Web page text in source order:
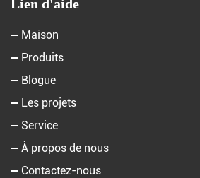
Lien d'aide
Maison
Produits
Blogue
Les projets
Service
À propos de nous
Contactez-nous